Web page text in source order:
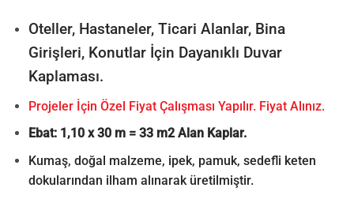
Oteller, Hastaneler, Ticari Alanlar, Bina
Girişleri, Konutlar İçin Dayanıklı Duvar
Kaplaması.
Projeler İçin Özel Fiyat Çalışması Yapılır. Fiyat Alınız.
Ebat: 1,10 x 30 m = 33 m2 Alan Kaplar.
Kumaş, doğal malzeme, ipek, pamuk, sedefli keten
dokularından ilham alınarak üretilmiştir.